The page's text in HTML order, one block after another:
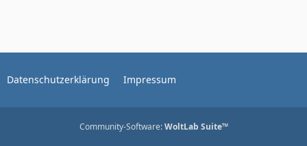
Datenschutzerklärung Impressum
Community-Software:WoltLab Suite™